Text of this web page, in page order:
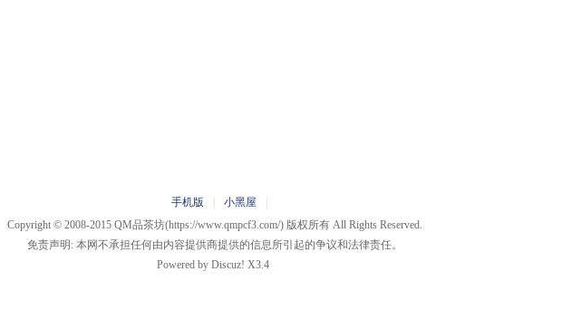
手机版 小黑屋
Copyright © 2008-2015 QM品茶坊(https://www.qmpcf3.com/) 版权所有 All Rights Reserved.
免责声明: 本网不承担任何由内容提供商提供的信息所引起的争议和法律责任。
Powered byDiscuz! X3.4